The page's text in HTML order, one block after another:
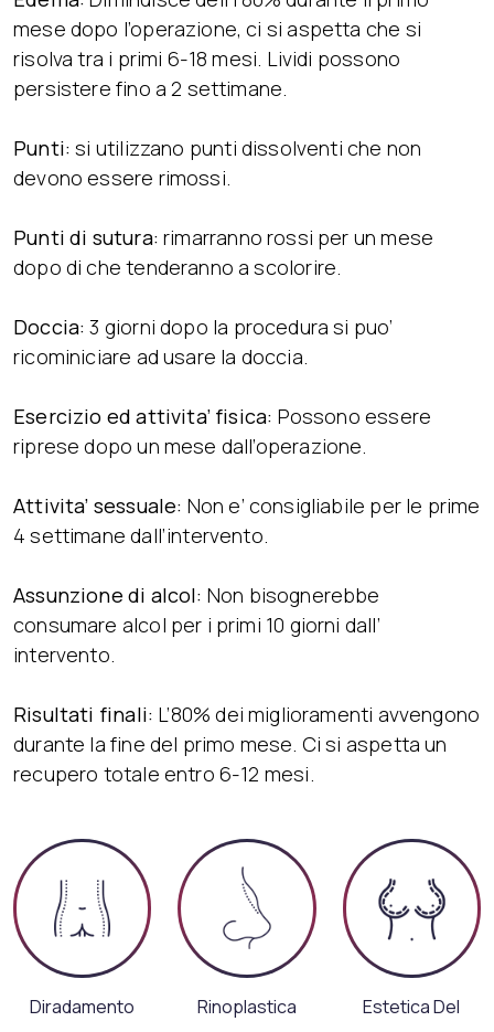
mese dopo l’operazione, ci si aspetta che si
risolva tra i primi 6-18 mesi. Lividi possono
persistere fino a 2 settimane.
Punti: si utilizzano punti dissolventi che non
devono essere rimossi.
Punti di sutura:rimarranno rossi per un mese
dopo di che tenderanno a scolorire.
Doccia: 3 giorni dopo la procedura si puo’
ricominiciare ad usare la doccia.
Esercizio ed attivita’ fisica: Possono essere
riprese dopo un mese dall’operazione.
Attivita’ sessuale: Non e’ consigliabile per le prime
4 settimane dall’intervento.
Assunzione di alcol: Non bisognerebbe
consumare alcol per i primi 10 giorni dall’
intervento.
Risultati finali: L’80% dei miglioramenti avvengono
durante la fine del primo mese. Ci si aspetta un
recupero totale entro 6-12 mesi.
Diradamento
Rinoplastica
Estetica Del